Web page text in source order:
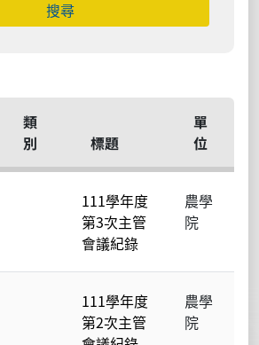
類
別
標題
單
位
111學年度
第3次主管
會議紀錄
農學
院
111學年度
第2次主管
農學
院